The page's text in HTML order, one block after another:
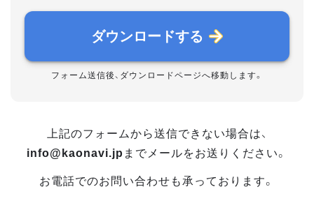
ダウンロードする
フォーム送信後、ダウンロードページへ移動します。
上記のフォームから送信できない場合は、
info@kaonavi.jp までメールをお送りください。
お電話でのお問い合わせも承っております。